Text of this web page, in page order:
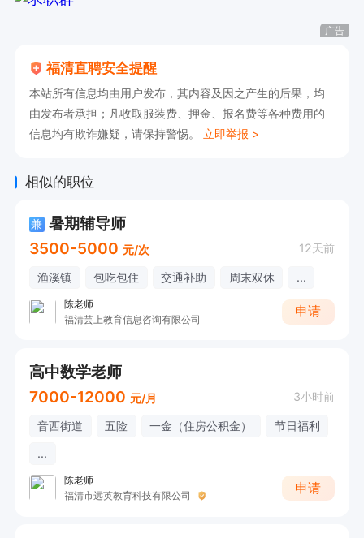
晋升路径
教师（晋升空间大）
春秋季工作时间：
周一周二双休，每周休息2天，月休8天。
周三：09:00-12:00  14:00-18:00
周四周五：9:00-12:00  18:00-21:00
周六周日：08:30-12:00  14:00-17:30  18:30-21:
上班地点：
龙山、玫瑰园、滨江、宏路、万达、街心、观溪
广告
福清直聘安全提醒
本站所有信息均由用户发布，其内容及因之产生的后果，均
由发布者承担；凡收取服装费、押金、报名费等各种费用的
信息均有欺诈嫌疑，请保持警惕。 立即举报 >
相似的职位
兼 暑期辅导师
3500-5000 元/次 12天前
渔溪镇 包吃包住 交通补助 周末双休 ...
陈老师
福清芸上教育信息咨询有限公司
申请
高中数学老师
7000-12000 元/月 3小时前
音西街道 五险 一金（住房公积金）
节日福利
...
陈老师
福清市远英教育科技有限公司
申请